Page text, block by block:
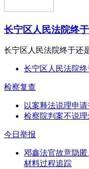
长宁区人民法院终
长宁区人民法院终于还
长宁区人民法院
检察复查
以案释法说理申请
检察院判案不说理
今日举报
邓鑫法官故意隐
材料过程追踪